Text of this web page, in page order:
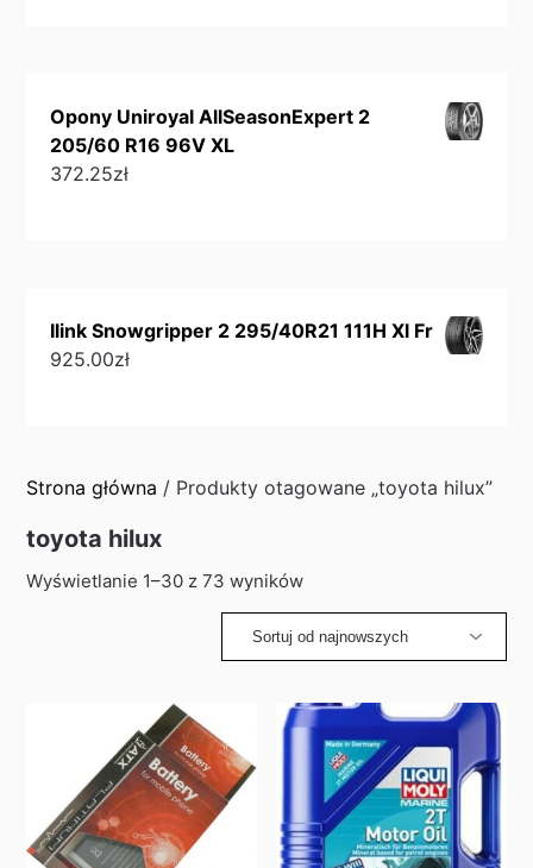
Opony Uniroyal AllSeasonExpert 2
205/60 R16 96V XL
372.25zł
Ilink Snowgripper 2 295/40R21 111H Xl Fr
925.00zł
Strona główna / Produkty otagowane „toyota hilux”
toyota hilux
Wyświetlanie 1–30 z 73 wynikówSorted
latest